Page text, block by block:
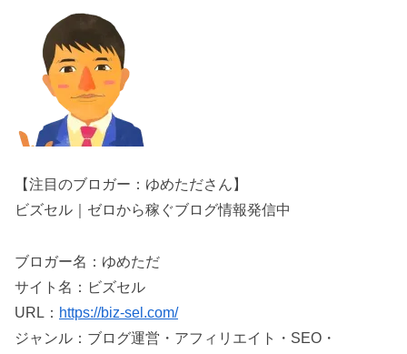
【注目のブロガー：ゆめたださん】
ビズセル｜ゼロから稼ぐブログ情報発信中
ブロガー名：ゆめただ
サイト名：ビズセル
URL： https://biz-sel.com/
ジャンル：ブログ運営・アフィリエイト・SEO・